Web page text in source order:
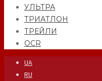
УЛЬТРА
ТРИАТЛОН
ТРЕЙЛИ
OCR
UA
RU